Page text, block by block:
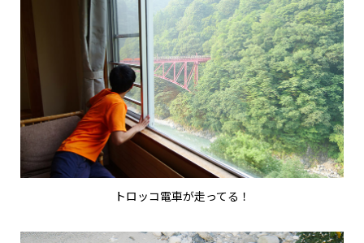
トロッコ電車が走ってる！